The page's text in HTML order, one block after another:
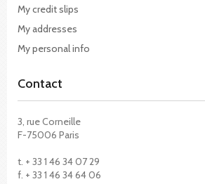
My credit slips
My addresses
My personal info
Contact
3, rue Corneille
F-75006 Paris
t. + 33 1 46 34 07 29
f. + 33 1 46 34 64 06